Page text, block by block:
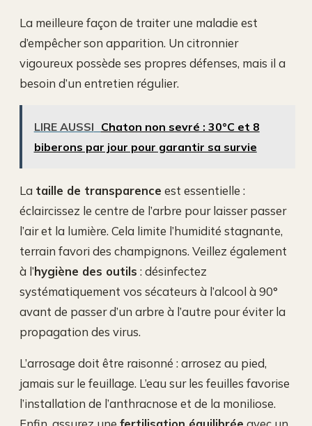
La meilleure façon de traiter une maladie est
d’empêcher son apparition. Un citronnier
vigoureux possède ses propres défenses, mais il a
besoin d’un entretien régulier.
LIRE AUSSI Chaton non sevré : 30°C et 8
biberons par jour pour garantir sa survie
La taille de transparence est essentielle :
éclaircissez le centre de l’arbre pour laisser passer
l’air et la lumière. Cela limite l’humidité stagnante,
terrain favori des champignons. Veillez également
à l’hygiène des outils : désinfectez
systématiquement vos sécateurs à l’alcool à 90°
avant de passer d’un arbre à l’autre pour éviter la
propagation des virus.
L’arrosage doit être raisonné : arrosez au pied,
jamais sur le feuillage. L’eau sur les feuilles favorise
l’installation de l’anthracnose et de la moniliose.